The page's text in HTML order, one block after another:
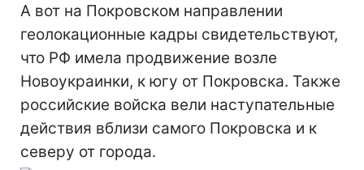
А вот на Покровском направлении
геолокационные кадры свидетельствуют,
что РФ имела продвижение возле
Новоукраинки, к югу от Покровска. Также
российские войска вели наступательные
действия вблизи самого Покровска и к
северу от города.